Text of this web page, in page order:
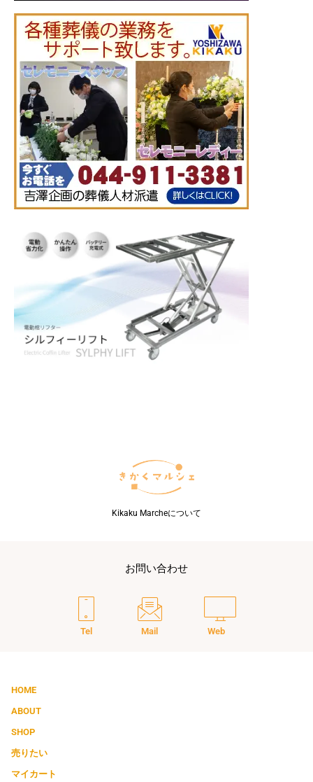
Kikaku Marcheについて
お問い合わせ
Tel Mail Web
HOME
ABOUT
SHOP
売りたい
マイカート